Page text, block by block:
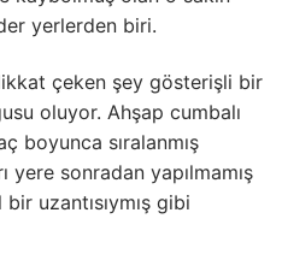
yerlerden biri.
çeken şey gösterişli bir
oluyor. Ahşap cumbalı
boyunca sıralanmış
yere sonradan yapılmamış
uzantısıymış gibi